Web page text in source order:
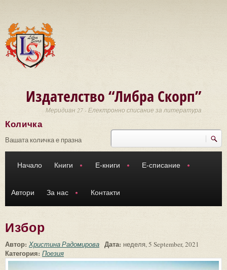
Издателство “Либра Скорп”
Меридиан 27 - Електронно списание за литература
Търси
Количка
Вашата количка е празна
Начало Книги Е-книги Е-списание
Автори За нас Контакти
Избор
Автор: Христина Радомирова Дата: неделя, 5 September, 2021
Категория: Поезия